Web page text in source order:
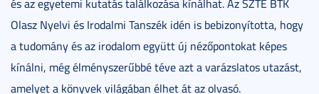
és az egyetemi kutatás találkozása kínálhat. Az SZTE BTK
Olasz Nyelvi és Irodalmi Tanszék idén is bebizonyította, hogy
a tudomány és az irodalom együtt új nézőpontokat képes
kínálni, még élményszerűbbé téve azt a varázslatos utazást,
amelyet a könyvek világában élhet át az olvasó.